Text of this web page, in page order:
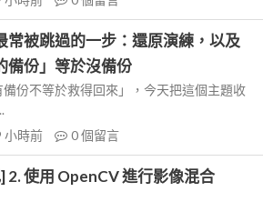
常被跳過的一步：還原演練，以及
備份」等於沒備份
份不等於救得回來」，今天把這個主題收
小時前 0個留言
2. 使用 OpenCV 進行影像混合